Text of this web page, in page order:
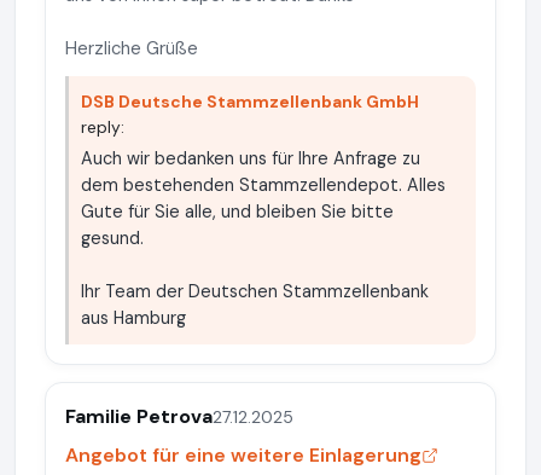
Herzliche Grüße
DSB Deutsche Stammzellenbank GmbH
reply:
Auch wir bedanken uns für Ihre Anfrage zu
dem bestehenden Stammzellendepot. Alles
Gute für Sie alle, und bleiben Sie bitte
gesund.
Ihr Team der Deutschen Stammzellenbank
aus Hamburg
Familie Petrova27.12.2025
Angebot für eine weitere Einlagerung